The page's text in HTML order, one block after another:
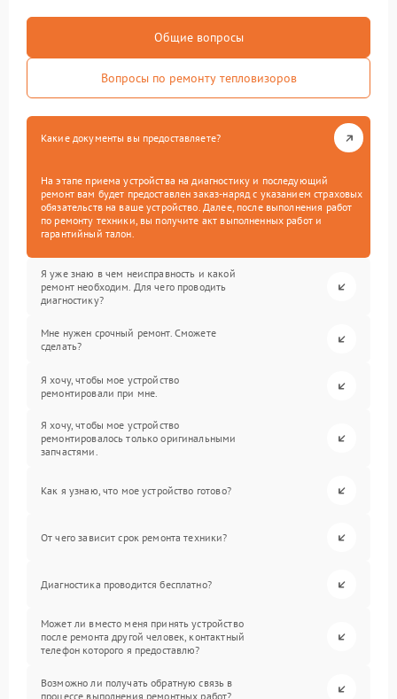
Общие вопросы
Вопросы по ремонту тепловизоров
Какие документы вы предоставляете?
На этапе приема устройства на диагностику и последующий
ремонт вам будет предоставлен заказ-наряд с указанием страховых
обязательств на ваше устройство. Далее, после выполнения работ
по ремонту техники, вы получите акт выполненных работ и
гарантийный талон.
Я уже знаю в чем неисправность и какой
ремонт необходим. Для чего проводить
диагностику?
Мне нужен срочный ремонт. Сможете
сделать?
Я хочу, чтобы мое устройство
ремонтировали при мне.
Я хочу, чтобы мое устройство
ремонтировалось только оригинальными
запчастями.
Как я узнаю, что мое устройство готово?
От чего зависит срок ремонта техники?
Диагностика проводится бесплатно?
Может ли вместо меня принять устройство
после ремонта другой человек, контактный
телефон которого я предоставлю?
Возможно ли получать обратную связь в
процессе выполнения ремонтных работ?